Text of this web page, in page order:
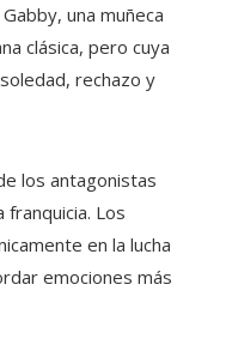
una muñeca
clásica, pero cuya
rechazo y
los antagonistas
Los
en la lucha
emociones más